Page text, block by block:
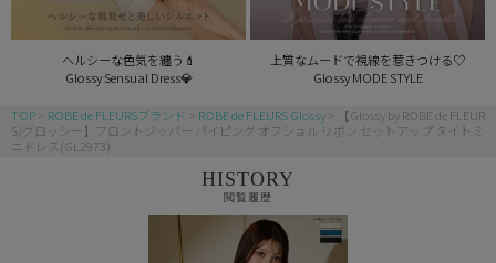
ヘルシーな色気を纏う💄
Glossy Sensual Dress💎
上質なムードで視線を惹きつける♡
Glossy MODE STYLE
TOP ROBE de FLEURSブランド ROBE de FLEURS Glossy
【Glossy by ROBE de FLEUR
S/グロッシー】フロントジッパー パイピング オフショル リボン セットアップ タイトミ
ニドレス(GL2973)
HISTORY
閲覧履歴